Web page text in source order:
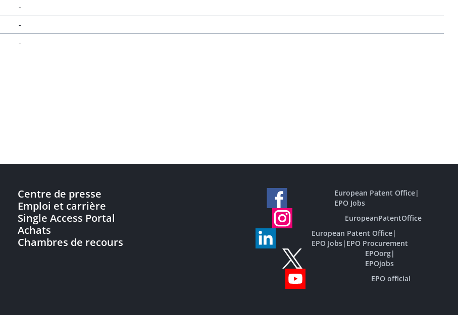
-
-
-
Centre de presse
Emploi et carrière
Single Access Portal
Achats
Chambres de recours
European Patent Office|
EPO Jobs
EuropeanPatentOffice
European Patent Office|
EPO Jobs| EPO Procurement
EPOorg|
EPOjobs
EPO official